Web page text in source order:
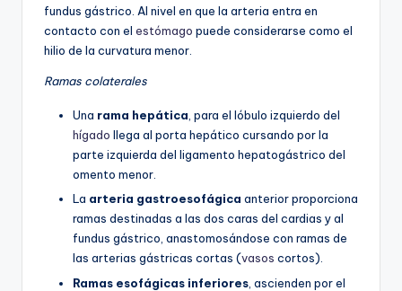
fundus gástrico. Al nivel en que la arteria entra en
contacto con el estómago puede considerarse como el
hilio de la curvatura menor.
Ramas colaterales
Una rama hepática, para el lóbulo izquierdo del
hígado llega al porta hepático cursando por la
parte izquierda del ligamento hepatogástrico del
omento menor.
La arteria gastroesofágica anterior proporciona
ramas destinadas a las dos caras del cardias y al
fundus gástrico, anastomosándose con ramas de
las arterias gástricas cortas (vasos cortos).
Ramas esofágicas inferiores , ascienden por el